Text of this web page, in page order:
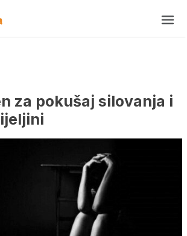
za pokušaj silovanja i